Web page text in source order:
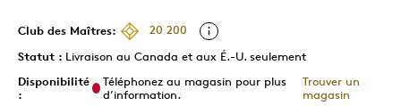
Club des Maîtres:
20 200
Statut : Livraison au Canada et aux É.-U. seulement
Disponibilité
:
Téléphonez au magasin pour plus
d’information.
Trouver un
magasin